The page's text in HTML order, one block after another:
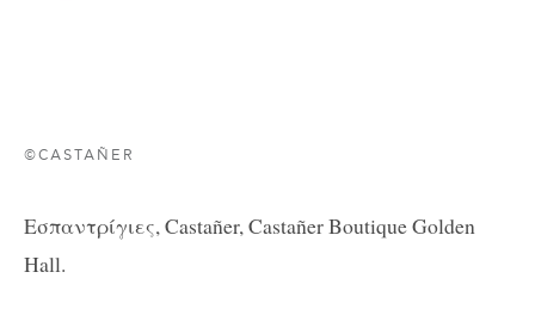
©CASTAÑER
Εσπαντρίγιες, Castañer, Castañer Boutique Golden
Hall.